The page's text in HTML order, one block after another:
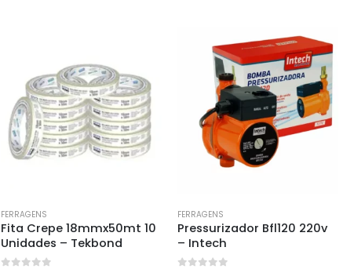
FERRAGENS
Fita Crepe 18mmx50mt 10
Unidades – Tekbond
FERRAGENS
Pressurizador Bfl120 220v
– Intech